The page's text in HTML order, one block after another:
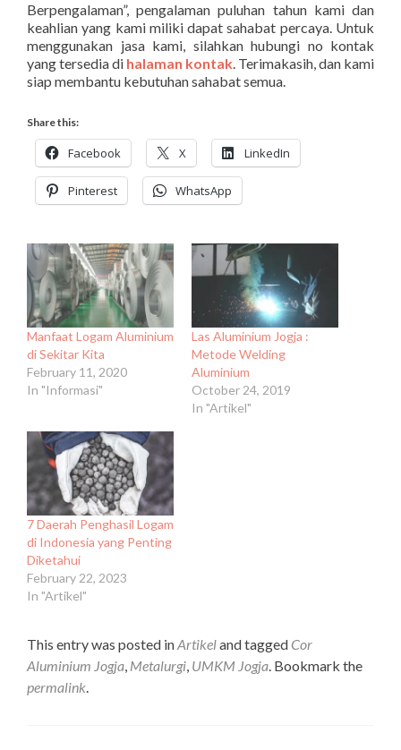
Berpengalaman”, pengalaman puluhan tahun kami dan
keahlian yang kami miliki dapat sahabat percaya. Untuk
menggunakan jasa kami, silahkan hubungi no kontak
yang tersedia di halaman kontak. Terimakasih, dan kami
siap membantu kebutuhan sahabat semua.
Share this:
Facebook X LinkedIn
Pinterest WhatsApp
Manfaat Logam Aluminium
di Sekitar Kita
February 11, 2020
In "Informasi"
Las Aluminium Jogja :
Metode Welding
Aluminium
October 24, 2019
In "Artikel"
7 Daerah Penghasil Logam
di Indonesia yang Penting
Diketahui
February 22, 2023
In "Artikel"
This entry was posted inArtikeland tagged Cor
Aluminium Jogja Metalurgi UMKM Jogja . Bookmark the
permalink